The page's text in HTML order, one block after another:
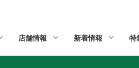
店舗情報 新着情報 特